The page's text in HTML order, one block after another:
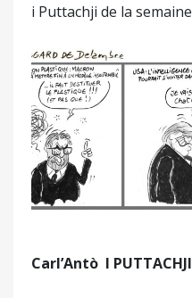
i Puttachji de la semaine
Carl’Antò I PUTTACHJI